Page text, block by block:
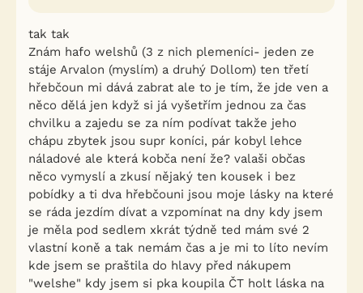
tak tak
Znám hafo welshů (3 z nich plemeníci- jeden ze
stáje Arvalon (myslím) a druhý Dollom) ten třetí
hřebčoun mi dává zabrat ale to je tím, že jde ven a
něco dělá jen když si já vyšetřím jednou za čas
chvilku a zajedu se za ním podívat takže jeho
chápu zbytek jsou supr koníci, pár kobyl lehce
náladové ale která kobča není že? valaši občas
něco vymyslí a zkusí nějaký ten kousek i bez
pobídky a ti dva hřebčouni jsou moje lásky na které
se ráda jezdím dívat a vzpomínat na dny kdy jsem
je měla pod sedlem xkrát týdně ted mám své 2
vlastní koně a tak nemám čas a je mi to líto nevím
kde jsem se praštila do hlavy před nákupem
"welshe" kdy jsem si pka koupila ČT holt láska na